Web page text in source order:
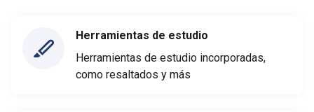
Herramientas de estudio
Herramientas de estudio incorporadas,
como resaltados y más